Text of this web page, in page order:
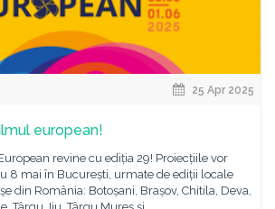
25 Apr 2025
european!
revine cu ediția 29! Proiecțiile vor
8 mai în București, urmate de ediții locale
din România: Botoșani, Brașov, Chitila, Deva,